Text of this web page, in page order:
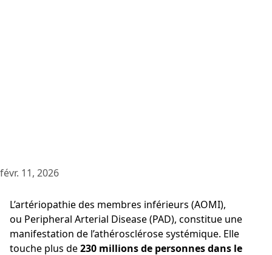
févr. 11, 2026
L’artériopathie des membres inférieurs (AOMI),
ou Peripheral Arterial Disease (PAD), constitue une
manifestation de l’athérosclérose systémique. Elle
touche plus de230 millions de personnes dans le